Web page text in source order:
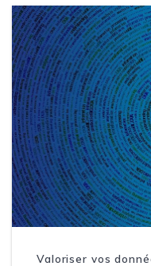
Valoriser vos